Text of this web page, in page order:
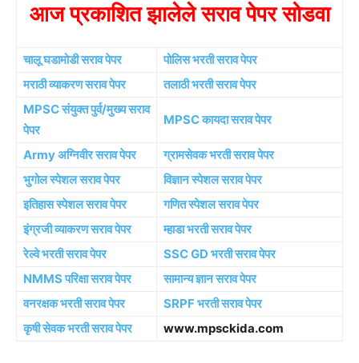
आज प्रकाशित झालेले सराव पेपर सोडवा
चालू घडामोडी सराव पेपर
पोलिस भरती सराव पेपर
मराठी व्याकरण सराव पेपर
तलाठी भरती सराव पेपर
MPSC संयुक्त पुर्व/मुख्य सराव
पेपर
MPSC कायदा सराव पेपर
Army अग्निवीर सराव पेपर
ग्रामसेवक भरती सराव पेपर
भुगोल स्पेशल सराव पेपर
विज्ञान स्पेशल सराव पेपर
इतिहास स्पेशल सराव पेपर
गणित स्पेशल सराव पेपर
इंग्रजी व्याकरण सराव पेपर
म्हाडा भरती सराव पेपर
रेल्वे भरती सराव पेपर
SSC GD भरती सराव पेपर
NMMS परिक्षा सराव पेपर
सामान्य ज्ञान सराव पेपर
वनरक्षक भरती सराव पेपर
SRPF भरती सराव पेपर
कृषी सेवक भरती सराव पेपर
www.mpsckida.com